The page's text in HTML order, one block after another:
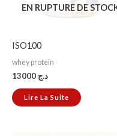
EN RUPTURE DE
ISO100
whey protein
د.ج
Lire La Suite